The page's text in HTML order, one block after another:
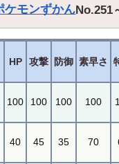
ケモンずかんNo.251
HP 攻撃 防御 素早さ
100 100 100 100
40 45 35 70